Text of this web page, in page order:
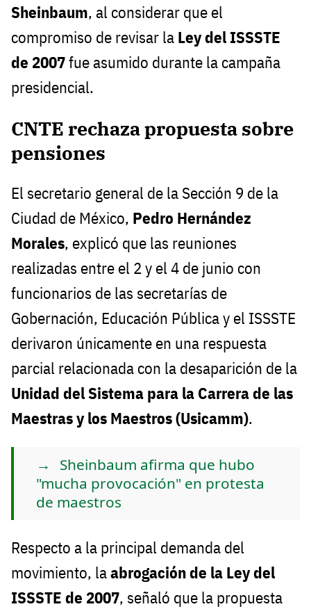
Sheinbaum, al considerar que el
compromiso de revisar la Ley del ISSSTE
de 2007fue asumido durante la campaña
presidencial.
CNTE rechaza propuesta sobre
pensiones
El secretario general de la Sección 9 de la
Ciudad de México, Pedro Hernández
Morales, explicó que las reuniones
realizadas entre el 2 y el 4 de junio con
funcionarios de las secretarías de
Gobernación, Educación Pública y el ISSSTE
derivaron únicamente en una respuesta
parcial relacionada con la desaparición de la
Unidad del Sistema para la Carrera de las
Maestras y los Maestros (Usicamm).
Sheinbaum afirma que hubo
"mucha provocación" en protesta
de maestros
Respecto a la principal demanda del
movimiento, laabrogación de la Ley del
ISSSTE de 2007, señaló que la propuesta